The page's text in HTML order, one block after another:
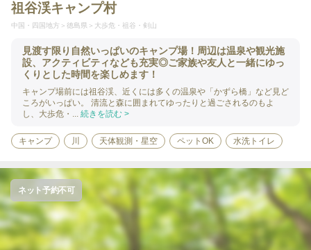
祖谷渓キャンプ村
中国・四国地方 徳島県 大歩危・祖谷・剣山
見渡す限り自然いっぱいのキャンプ場！周辺は温泉や観光施
設、アクティビティなども充実◎ご家族や友人と一緒にゆっ
くりとした時間を楽しめます！
キャンプ場前には祖谷渓、近くには多くの温泉や「かずら橋」など見ど
ころがいっぱい。 清流と森に囲まれてゆったりと過ごされるのもよ
し、大歩危・... 続きを読む >
キャンプ 川 天体観測・星空 ペットOK 水洗トイレ
ネット予約不可